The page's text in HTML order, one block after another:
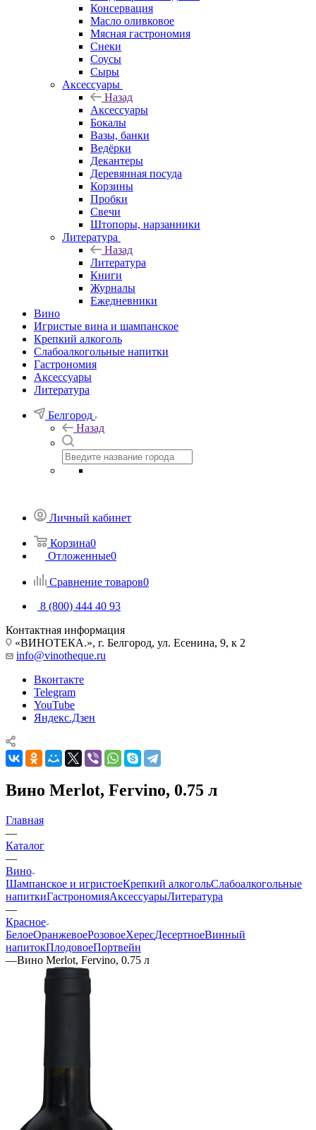
Консервация
Масло оливковое
Мясная гастрономия
Снеки
Соусы
Сыры
Аксессуары
Назад
Аксессуары
Бокалы
Вазы, банки
Ведёрки
Декантеры
Деревянная посуда
Корзины
Пробки
Свечи
Штопоры, нарзанники
Литература
Назад
Литература
Книги
Журналы
Ежедневники
Вино
Игристые вина и шампанское
Крепкий алкоголь
Слабоалкогольные напитки
Гастрономия
Аксессуары
Литература
Белгород
Назад
Личный кабинет
Корзина0
Отложенные0
Сравнение товаров0
8 (800) 444 40 93
Контактная информация
«ВИНОТЕКА.», г. Белгород, ул. Есенина, 9, к 2
info@vinotheque.ru
Вконтакте
Telegram
YouTube
Яндекс.Дзен
Вино Merlot, Fervino, 0.75 л
Главная
—
Каталог
—
Вино
Шампанское и игристоеКрепкий алкогольСлабоалкогольные
напиткиГастрономияАксессуарыЛитература
—
Красное
БелоеОранжевоеРозовоеХересДесертноеВинный
напитокПлодовоеПортвейн
—Вино Merlot, Fervino, 0.75 л